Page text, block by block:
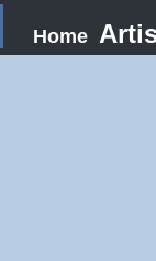
Home